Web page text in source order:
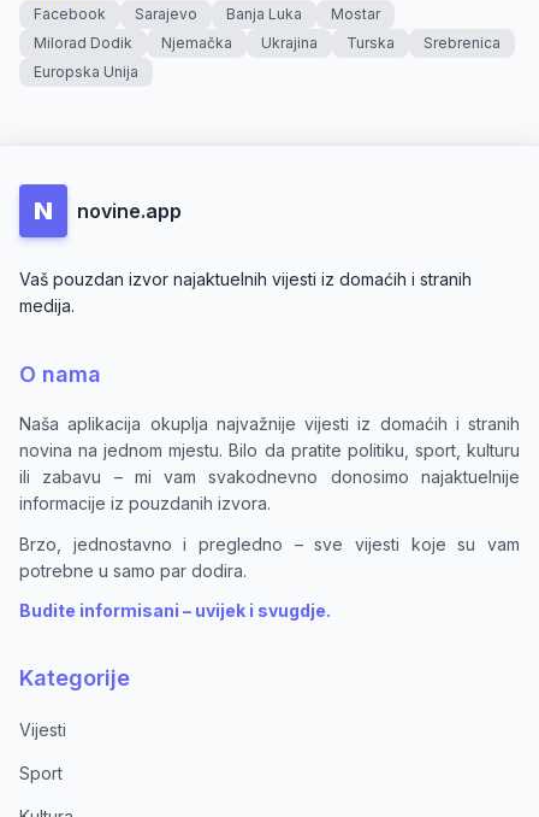
Facebook Sarajevo Banja Luka
Mostar
Milorad Dodik
Njemačka Ukrajina Turska
Srebrenica
Europska Unija
N novine.app
Vaš pouzdan izvor najaktuelnih vijesti iz domaćih i stranih
medija.
O nama
Naša aplikacija okuplja najvažnije vijesti iz domaćih i stranih
novina na jednom mjestu. Bilo da pratite politiku, sport, kulturu
ili zabavu – mi vam svakodnevno donosimo najaktuelnije
informacije iz pouzdanih izvora.
Brzo, jednostavno i pregledno – sve vijesti koje su vam
potrebne u samo par dodira.
Budite informisani – uvijek i svugdje.
Kategorije
Vijesti
Sport